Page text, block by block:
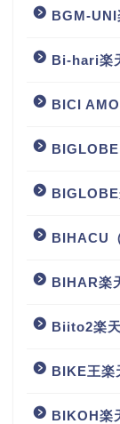
BGM‐UNI
Bi-hari楽
BICI
BIHACU
BIHAR楽
Biito2楽天
BIKE王楽
BIKOH楽